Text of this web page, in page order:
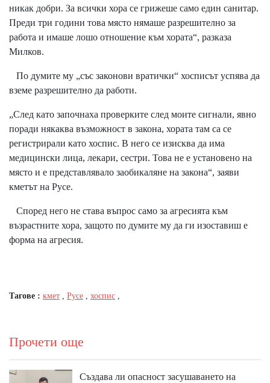
никак добри. За всички хора се грижеше само един санитар.
Преди три години това място нямаше разрешително за
работа и имаше лошо отношение към хората“, разказа
Милков.
По думите му „със законови вратички“ хосписът успява да
вземе разрешително да работи.
„След като започнаха проверките след моите сигнали, явно
поради някаква възможност в закона, хората там са се
регистрирали като хоспис. В него се изисква да има
медицински лица, лекари, сестри. Това не е установено на
място и е представлявало заобикаляне на закона“, заяви
кметът на Русе.
Според него не става въпрос само за агресията към
възрастните хора, защото по думите му да ги изоставиш е
форма на агресия.
Тагове : кмет , Русе , хоспис ,
Прочети още
Създава ли опасност засушаването на